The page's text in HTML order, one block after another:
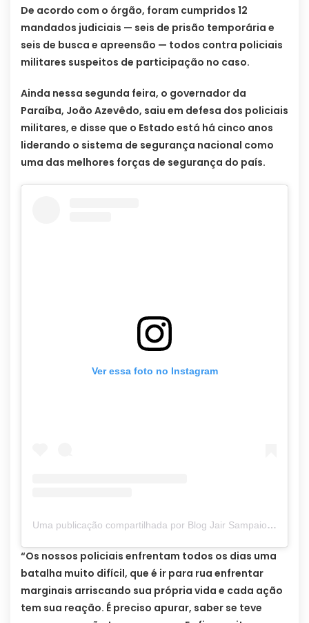
De acordo com o órgão, foram cumpridos 12
mandados judiciais — seis de prisão temporária e
seis de busca e apreensão — todos contra policiais
militares suspeitos de participação no caso.
Ainda nessa segunda feira, o governador da
Paraíba, João Azevêdo, saiu em defesa dos policiais
militares, e disse que o Estado está há cinco anos
liderando o sistema de segurança nacional como
uma das melhores forças de segurança do país.
Ver essa foto no Instagram
Uma publicação compartilhada por Blog Jair Sampaio (@blogjairsampaio_)
“Os nossos policiais enfrentam todos os dias uma
batalha muito difícil, que é ir para rua enfrentar
marginais arriscando sua própria vida e cada ação
tem sua reação. É preciso apurar, saber se teve